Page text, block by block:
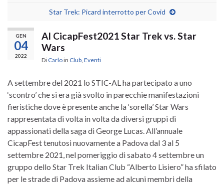
Star Trek: Picard interrotto per Covid
GEN
04
2022
Al CicapFest2021 Star Trek vs. Star
Wars
Di Carloin Club Eventi
A settembre del 2021 lo STIC-AL ha partecipato a uno
‘scontro’ che si era già svolto in parecchie manifestazioni
fieristiche dove è presente anche la ‘sorella’ Star Wars
rappresentata di volta in volta da diversi gruppi di
appassionati della saga di George Lucas. All’annuale
CicapFest tenutosi nuovamente a Padova dal 3 al 5
settembre 2021, nel pomeriggio di sabato 4 settembre un
gruppo dello Star Trek Italian Club “Alberto Lisiero” ha sfilato
per le strade di Padova assieme ad alcuni membri della